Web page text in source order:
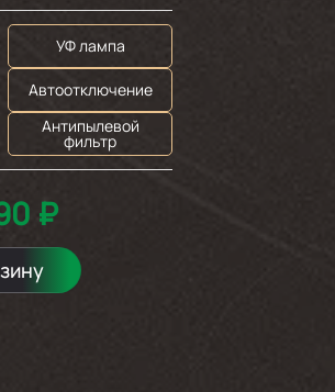
УФ лампа
Автоотключение
Антипылевой
фильтр
₽